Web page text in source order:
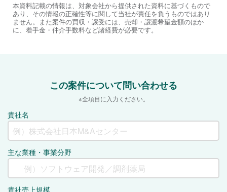
本資料記載の情報は、対象会社から提供された資料に基づくもので
あり、その情報の正確性等に関して当社が責任を負うものではあり
ません。また案件の買収・譲受には、売却・譲渡希望金額のほか
に、着手金・仲介手数料など諸経費が必要です。